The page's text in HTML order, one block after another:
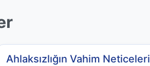
Ahlaksızlığın Vahim Neticeleri